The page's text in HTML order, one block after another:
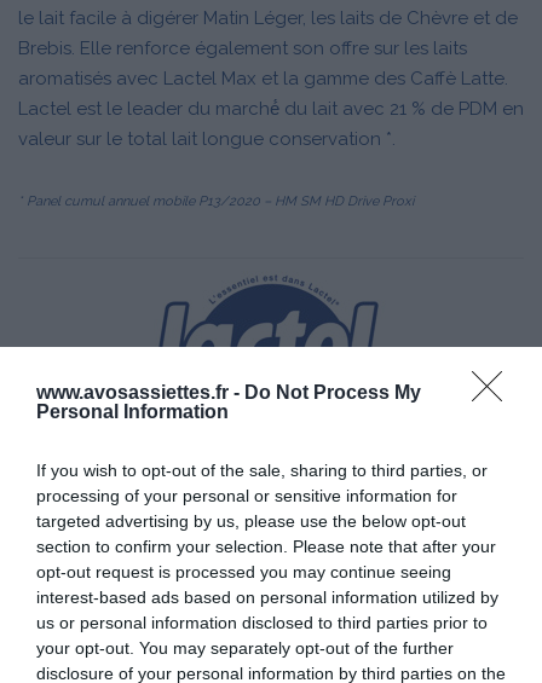
www.avosassiettes.fr - Do Not Process My
Personal Information
If you wish to opt-out of the sale, sharing to third parties, or
processing of your personal or sensitive information for
targeted advertising by us, please use the below opt-out
section to confirm your selection. Please note that after your
opt-out request is processed you may continue seeing
interest-based ads based on personal information utilized by
us or personal information disclosed to third parties prior to
your opt-out. You may separately opt-out of the further
disclosure of your personal information by third parties on the
le lait facile à digérer Matin Léger, les laits de Chèvre et de
Brebis. Elle renforce également son offre sur les laits
aromatisés avec Lactel Max et la gamme des Caffè Latte.
Lactel est le leader du marché́ du lait avec 21 % de PDM en
valeur sur le total lait longue conservation *.
* Panel cumul annuel mobile P13/2020 – HM SM HD Drive Proxi
Avec Lactel®, savourez le goût de l'essentiel
www.lactel.fr
© Lactel® | Crédits Photos : © Lactel®/Sandra Mahut | Tous droits de
reproduction réservés